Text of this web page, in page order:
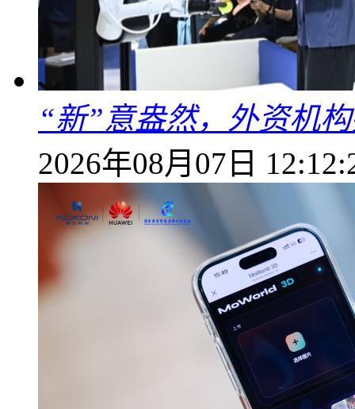
“新”意盎然，外资机
2026年08月07日